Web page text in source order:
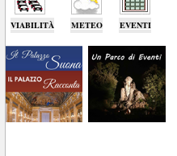
VIABILITÀ METEO EVENTI